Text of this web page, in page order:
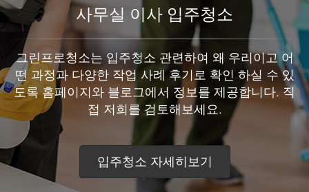
사무실 이사 입주청소
그린프로청소는 입주청소 관련하여 왜 우리이고 어
떤 과정과 다양한 작업 사례 후기로 확인 하실 수 있
도록 홈페이지와 블로그에서 정보를 제공합니다. 직
접 저희를 검토해보세요.
입주청소 자세히보기